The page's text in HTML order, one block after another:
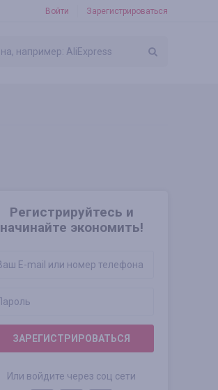
Войти Зарегистрироваться
Регистрируйтесь и
начинайте экономить!
ЗАРЕГИСТРИРОВАТЬСЯ
Или войдите через соц сети